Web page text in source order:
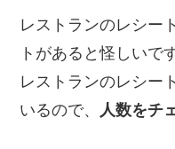
レストランのレシー
トがあると怪しいで
レストランのレシー
いるので、
人数をチ